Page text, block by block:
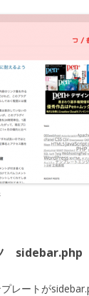
sidebar.php
レートが